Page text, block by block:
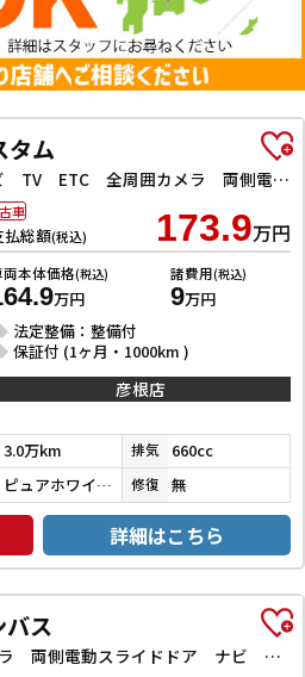
タム
ハイブリッドXSターボ ナビ TV ETC 全周囲カメラ 両側電動スライドドア クリアランスソナー レーンアシスト 衝突被害軽減システム アイドリングストップ 電動格納ミラー シートヒーター CVT ESC CD USB
払総額(税込) 173.9万円
両本体価格(税込)
万円
諸費用(税込)
9万円
法定整備：整備付
保証付 (1ヶ月・1000km )
車
彦根店
3.0万km 排気 660cc
ピュアホワイトパール／ブルーイッシュブラックパール３ 修復 無
詳細はこちら
ス
ストライプスG 全周囲カメラ 両側電動スライドドア ナビ TV クリアランスソナー 衝突被害軽減システム スマートキー アイドリングストップ 電動格納ミラー シートヒーター ベンチシート CVT ESC